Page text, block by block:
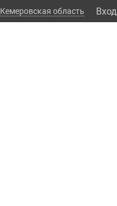
Кемеровская область Вход